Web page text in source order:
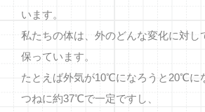
います。
私たちの体は、外のどんな変化に対し
保っています。
たとえば外気が10℃になろうと20℃に
つねに約37℃で一定ですし、